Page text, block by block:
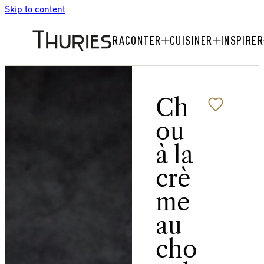
Skip to content
RACONTER CUISINER INSPIRER
Ch
ou
à la
crè
me
au
cho